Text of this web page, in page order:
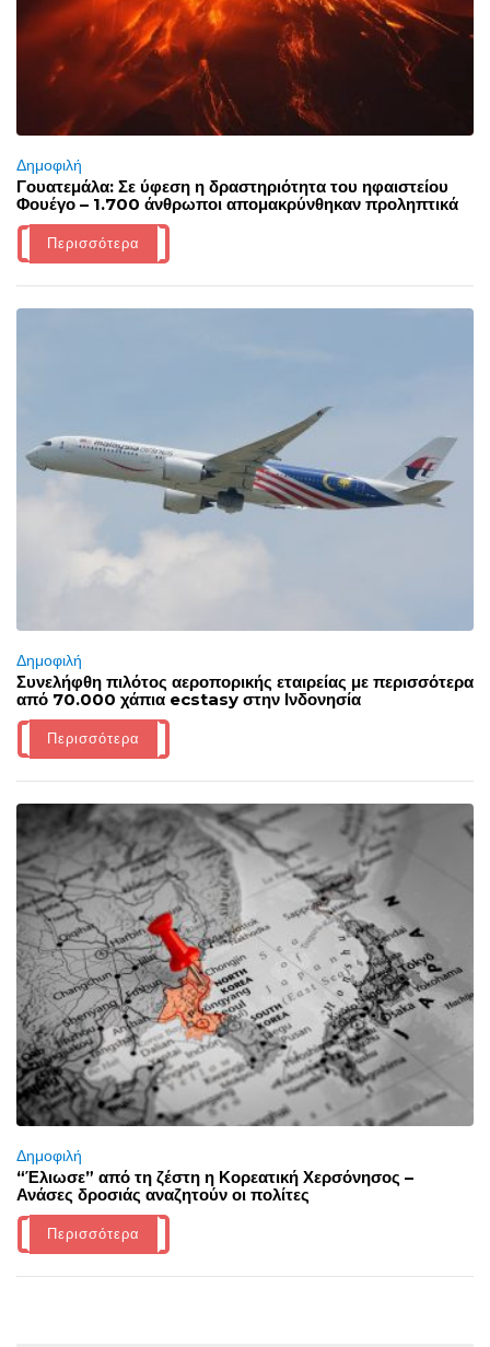
Δημοφιλή
Γουατεμάλα: Σε ύφεση η δραστηριότητα του ηφαιστείου
Φουέγο – 1.700 άνθρωποι απομακρύνθηκαν προληπτικά
Περισσότερα
Δημοφιλή
Συνελήφθη πιλότος αεροπορικής εταιρείας με περισσότερα
από 70.000 χάπια ecstasy στην Ινδονησία
Περισσότερα
Δημοφιλή
“Έλιωσε” από τη ζέστη η Κορεατική Χερσόνησος –
Ανάσες δροσιάς αναζητούν οι πολίτες
Περισσότερα